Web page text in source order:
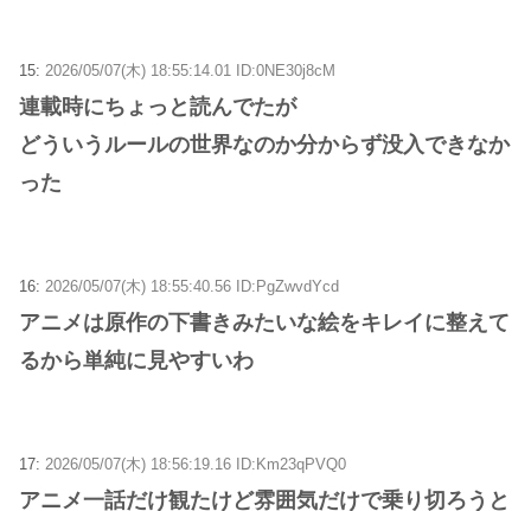
15: 2026/05/07(木) 18:55:14.01 ID:0NE30j8cM
連載時にちょっと読んでたが
どういうルールの世界なのか分からず没入できなか
った
16: 2026/05/07(木) 18:55:40.56 ID:PgZwvdYcd
アニメは原作の下書きみたいな絵をキレイに整えて
るから単純に見やすいわ
17: 2026/05/07(木) 18:56:19.16 ID:Km23qPVQ0
アニメ一話だけ観たけど雰囲気だけで乗り切ろうと